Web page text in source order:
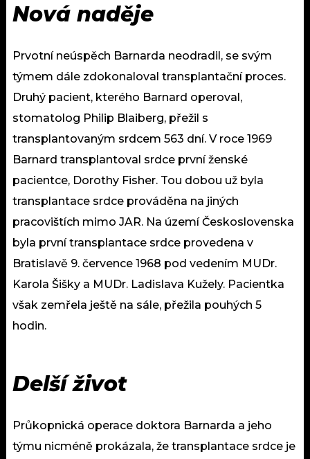
Nová naděje
Prvotní neúspěch Barnarda neodradil, se svým
týmem dále zdokonaloval transplantační proces.
Druhý pacient, kterého Barnard operoval,
stomatolog Philip Blaiberg, přežil s
transplantovaným srdcem 563 dní. V roce 1969
Barnard transplantoval srdce první ženské
pacientce, Dorothy Fisher. Tou dobou už byla
transplantace srdce prováděna na jiných
pracovištích mimo JAR. Na území Československa
byla první transplantace srdce provedena v
Bratislavě 9. července 1968 pod vedením MUDr.
Karola Šišky a MUDr. Ladislava Kužely. Pacientka
však zemřela ještě na sále, přežila pouhých 5
hodin.
Delší život
Průkopnická operace doktora Barnarda a jeho
týmu nicméně prokázala, že transplantace srdce je